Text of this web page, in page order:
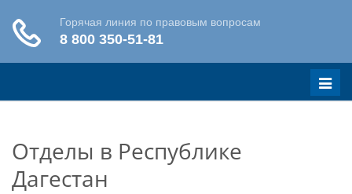
Меню
Отделы в Республике
Дагестан